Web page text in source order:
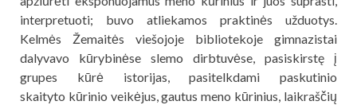
interpretuoti; buvo atliekamos praktinės užduotys.
Kelmės Žemaitės viešojoje bibliotekoje gimnazistai
dalyvavo kūrybinėse slemo dirbtuvėse, pasiskirstę į
grupes kūrė istorijas, pasitelkdami paskutinio
skaityto kūrinio veikėjus, gautus meno kūrinius, laikraščių